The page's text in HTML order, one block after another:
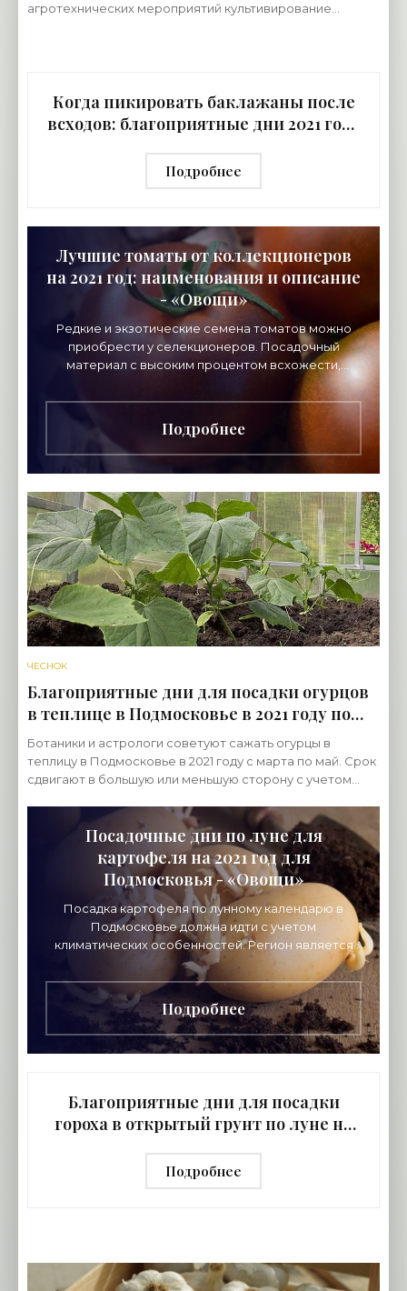
агротехнических мероприятий культивирование
Когда пикировать баклажаны после
всходов: благоприятные дни 2021 года
Подробнее
Лучшие томаты от коллекционеров
на 2021 год: наименования и описание
- «Овощи»
Редкие и экзотические семена томатов можно
приобрести у селекционеров. Посадочный
материал с высоким процентом всхожести,
защищен от грибковых болезней. Прежде, чем
приобрести семена
Подробнее
ЧЕСНОК
Благоприятные дни для посадки огурцов
в теплице в Подмосковье в 2021 году по
луне - «Овощи»
Ботаники и астрологи советуют сажать огурцы в
теплицу в Подмосковье в 2021 году с марта по май. Срок
сдвигают в большую или меньшую сторону с учетом
Посадочные дни по луне для
картофеля на 2021 год для
Подмосковья - «Овощи»
Посадка картофеля по лунному календарю в
Подмосковье должна идти с учетом
климатических особенностей. Регион является
зоной, где земледельцы сталкиваются с
множеством рисков. Исключить
Подробнее
Благоприятные дни для посадки
гороха в открытый грунт по луне на
Подробнее